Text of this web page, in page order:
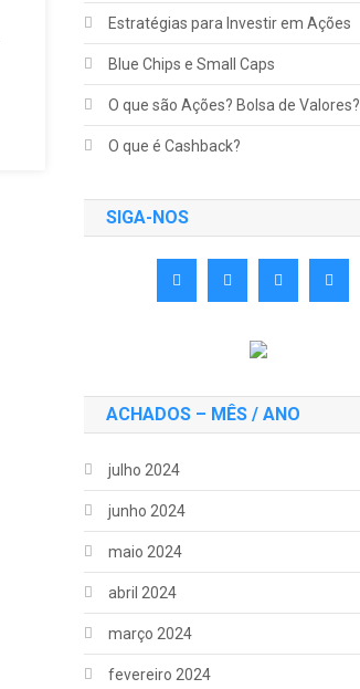
Estratégias para Investir em Ações
Blue Chips e Small Caps
O que são Ações? Bolsa de Valores?
O que é Cashback?
SIGA-NOS
ACHADOS – MÊS / ANO
julho 2024
junho 2024
maio 2024
abril 2024
março 2024
fevereiro 2024